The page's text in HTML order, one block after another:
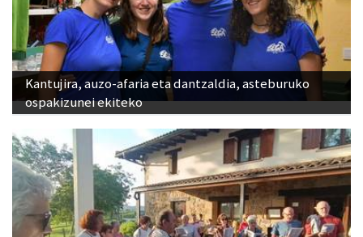
Kantujira, auzo-afaria eta dantzaldia, asteburuko
ospakizunei ekiteko